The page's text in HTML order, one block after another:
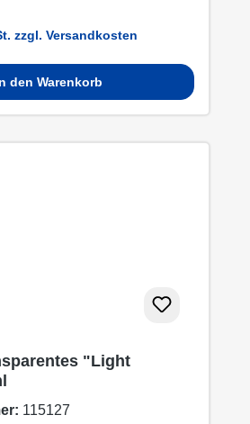
zzgl. Versandkosten
den Warenkorb
"Light
115127